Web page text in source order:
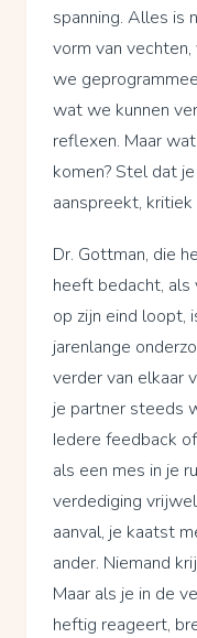
spanning. Alles is
vorm van
we
wat we kunnen
reflexen. Maar
komen? Stel dat
aanspreekt,
Dr. Gottman, die
heeft bedacht, als
op zijn eind loopt,
jarenlange
verder van elkaar
je partner steeds
Iedere feedback
als een mes in je
verdediging
aanval, je kaatst
ander. Niemand
Maar als je in de
heftig reageert,